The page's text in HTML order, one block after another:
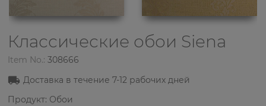
Классические обои Siena
Item No.: 308666
Доставка в течение7-12 рабочих дней
Продукт: Обои